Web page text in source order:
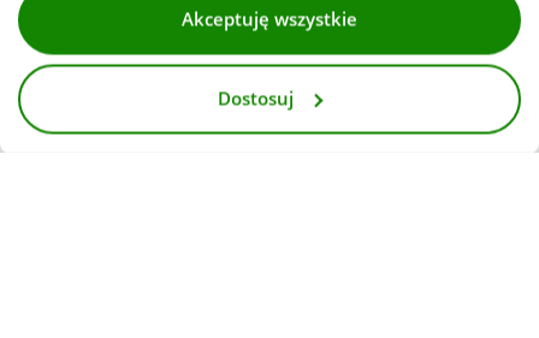
Akceptuję wszystkie
Dostosuj
Dla mediów